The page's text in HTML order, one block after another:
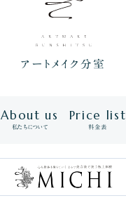
アートメイク分室
About us
私たちについて
Price list
料金表